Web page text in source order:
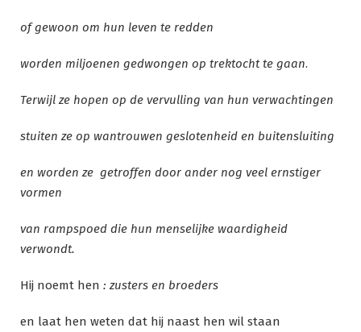
of gewoon om hun leven te redden
worden miljoenen gedwongen op trektocht te gaan.
Terwijl ze hopen op de vervulling van hun verwachtingen
stuiten ze op wantrouwen geslotenheid en buitensluiting
en worden ze getroffen door ander nog veel ernstiger
vormen
van rampspoed die hun menselijke waardigheid
verwondt.
Hij noemt hen : zusters en broeders
en laat hen weten dat hij naast hen wil staan